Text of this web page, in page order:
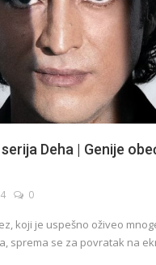
Deha | Genije
0
koji je uspešno oživeo
sprema se za povratak na